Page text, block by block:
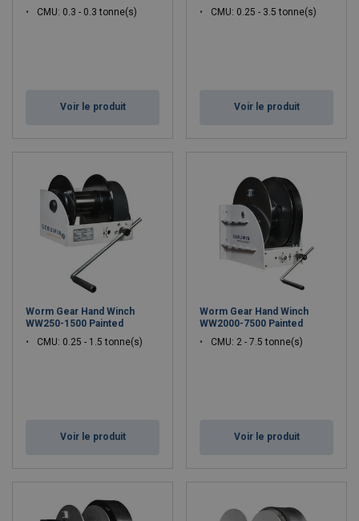
CMU: 0.3 - 0.3 tonne(s)
Voir le produit
CMU: 0.25 - 3.5 tonne(s)
Voir le produit
Worm Gear Hand Winch
WW250-1500 Painted
CMU: 0.25 - 1.5 tonne(s)
Voir le produit
Worm Gear Hand Winch
WW2000-7500 Painted
CMU: 2 - 7.5 tonne(s)
Voir le produit